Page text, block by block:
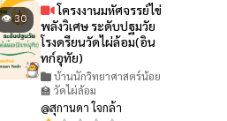
👁 30
โครงงานมหัศจรรย์ไข่
พลังวิเศษ ระดับปฐมวัย
โรงดรียนวัดไผ่ล้อม(อิน
ทก์อุทัย)
บ้านนักวิทยาศาสตร์น้อย
🏫 วัดไผ่ล้อม
@สุกานดา ใจกล้า